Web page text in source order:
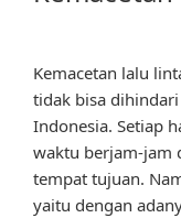
Kemacetan lalu
tidak bisa
Indonesia. Setiap
waktu berjam-jam
tempat tujuan.
yaitu dengan